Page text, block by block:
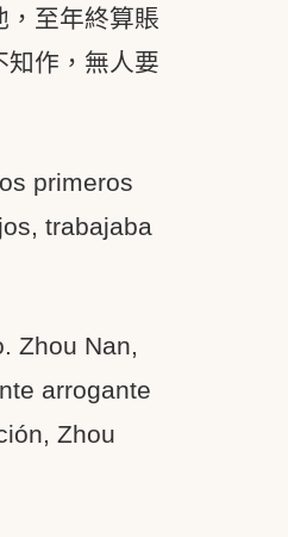
，至年終算賬
知作，無人要
primeros
trabajaba
Zhou Nan,
arrogante
Zhou